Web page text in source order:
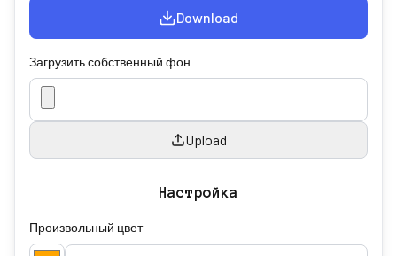
Download
Загрузить собственный фон
Upload
Настройка
Произвольный цвет